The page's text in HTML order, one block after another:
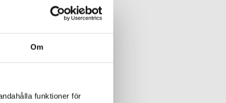
Om
funktioner för